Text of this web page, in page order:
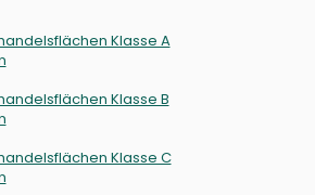
Klasse A
Klasse B
Klasse C